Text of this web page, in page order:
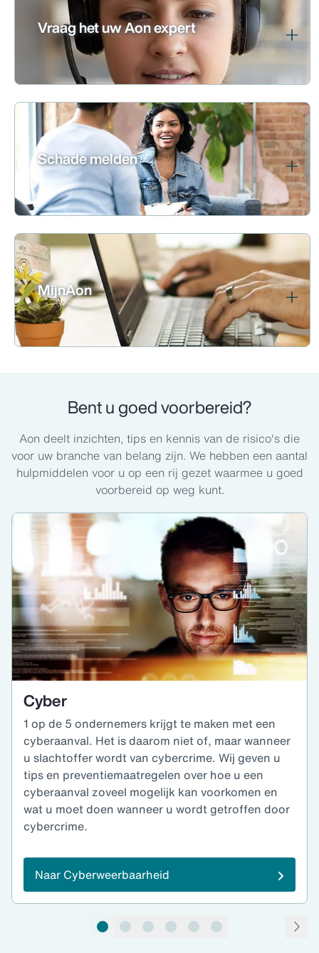
Vraag het uw Aon expert
Schade melden
MijnAon
Bent u goed voorbereid?
Aon deelt inzichten, tips en kennis van de risico's die
voor uw branche van belang zijn. We hebben een aantal
hulpmiddelen voor u op een rij gezet waarmee u goed
voorbereid op weg kunt.
Cyber
1 op de 5 ondernemers krijgt te maken met een
cyberaanval. Het is daarom niet of, maar wanneer
u slachtoffer wordt van cybercrime. Wij geven u
tips en preventiemaatregelen over hoe u een
cyberaanval zoveel mogelijk kan voorkomen en
wat u moet doen wanneer u wordt getroffen door
cybercrime.
Naar Cyberweerbaarheid